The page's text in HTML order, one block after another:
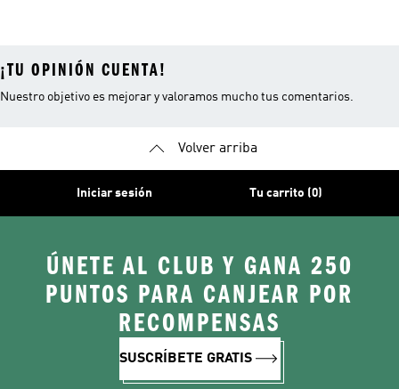
¡TU OPINIÓN CUENTA!
Nuestro objetivo es mejorar y valoramos mucho tus comentarios.
Volver arriba
Iniciar sesión Tu carrito (0)
ÚNETE AL CLUB Y GANA 250
PUNTOS PARA CANJEAR POR
RECOMPENSAS
SUSCRÍBETE GRATIS